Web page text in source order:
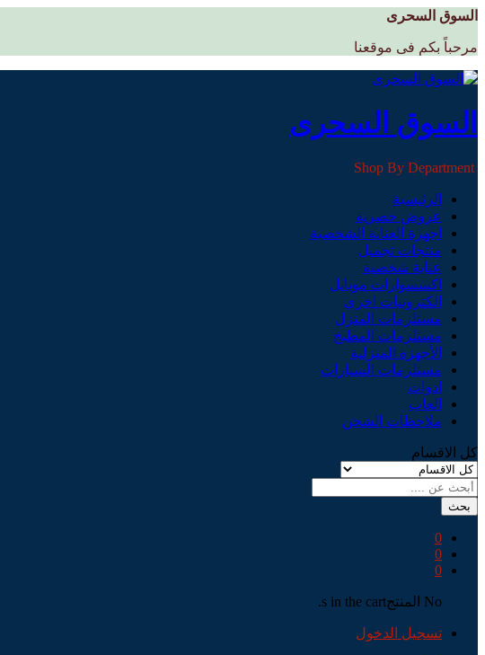
السوق السحرى
مرحباً بكم فى موقعنا
السوق السحرى
Shop By Department
الرئيسية
عروض حصرية
اجهزة العناية الشخصية
منتجات تجميل
عناية شخصية
اكسسوارات موبايل
الكترونيات اخري
مستلزمات المنزل
مستلزمات المطبخ
الأجهزة المنزلية
مستلزمات السيارات
ادوات
العاب
ملاحظات الشحن
كل الاقسام
بحث
0
0
0
No المنتجs in the cart.
تسجيل الدخول